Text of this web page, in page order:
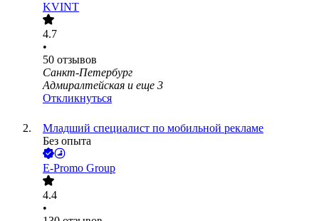
KVINT
4.7
•
50 отзывов
Санкт-Петербург
Адмиралтейская и еще 3
Откликнуться
Младший специалист по мобильной рекламе
Без опыта
E-Promo Group
4.4
•